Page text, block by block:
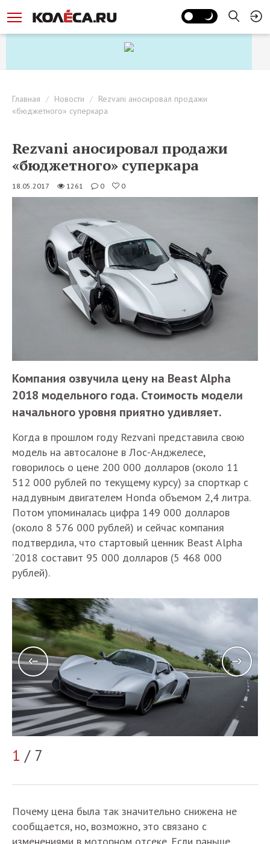
Главная Новости
Rezvani аносировал продажи
«бюджетного» суперкара
Rezvani аносировал продажи
«бюджетного» суперкара
18.05.2017 1261 0 0
Компания озвучила цену на Beast Alpha
2018 модельного года. Стоимость модели
начального уровня приятно удивляет.
Когда в прошлом году Rezvani представила свою
модель на автосалоне в Лос-Анджелесе,
говорилось о цене 200 000 долларов (около 11
512 000 рублей по текущему курсу) за спорткар с
наддувным двигателем Honda объемом 2,4 литра.
Потом упоминалась цифра 149 000 долларов
(около 8 576 000 рублей) и сейчас компания
подтвердила, что стартовый ценник Beast Alpha
‘2018 составит 95 000 долларов (5 468 000
рублей).
1 / 7
Почему цена была так значительно снижена не
сообщается, но, возможно, это связано с
изменениями в моторном отсеке. Если раньше